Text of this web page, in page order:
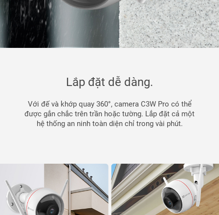
Lắp đặt dễ dàng.
Với đế và khớp quay 360°, camera C3W Pro có thể
được gắn chắc trên trần hoặc tường. Lắp đặt cả một
hệ thống an ninh toàn diện chỉ trong vài phút.